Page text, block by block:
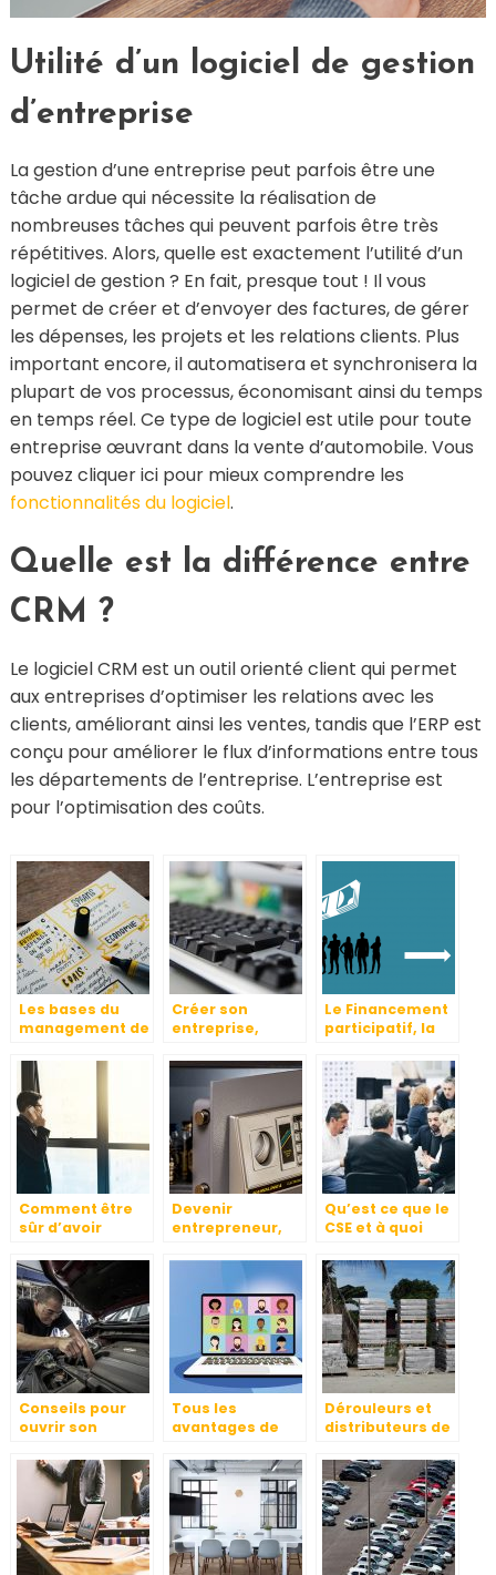
Utilité d’un logiciel de gestion
d’entreprise
La gestion d’une entreprise peut parfois être une
tâche ardue qui nécessite la réalisation de
nombreuses tâches qui peuvent parfois être très
répétitives. Alors, quelle est exactement l’utilité d’un
logiciel de gestion ? En fait, presque tout ! Il vous
permet de créer et d’envoyer des factures, de gérer
les dépenses, les projets et les relations clients. Plus
important encore, il automatisera et synchronisera la
plupart de vos processus, économisant ainsi du temps
en temps réel. Ce type de logiciel est utile pour toute
entreprise œuvrant dans la vente d’automobile. Vous
pouvez cliquer ici pour mieux comprendre les
fonctionnalités du logiciel.
Quelle est la différence entre
CRM ?
Le logiciel CRM est un outil orienté client qui permet
aux entreprises d’optimiser les relations avec les
clients, améliorant ainsi les ventes, tandis que l’ERP est
conçu pour améliorer le flux d’informations entre tous
les départements de l’entreprise. L’entreprise est
pour l’optimisation des coûts.
Les bases du
management de
Créer son
entreprise,
Le Financement
participatif, la
Comment être
sûr d’avoir
auto-
entrepreneur?
Devenir
entrepreneur,
passe
réellement ?
Qu’est ce que le
CSE et à quoi
Conseils pour
ouvrir son
Tous les
avantages de
LMS pour votre
entreprise
Dérouleurs et
distributeurs de